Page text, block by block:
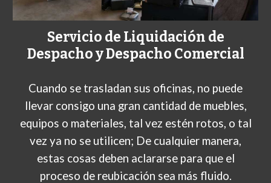
Servicio de Liquidación de
Despacho y Despacho Comercial
Cuando se trasladan sus oficinas, no puede
llevar consigo una gran cantidad de muebles,
equipos o materiales, tal vez estén rotos, o tal
vez ya no se utilicen; De cualquier manera,
estas cosas deben aclararse para que el
proceso de reubicación sea más fluido.